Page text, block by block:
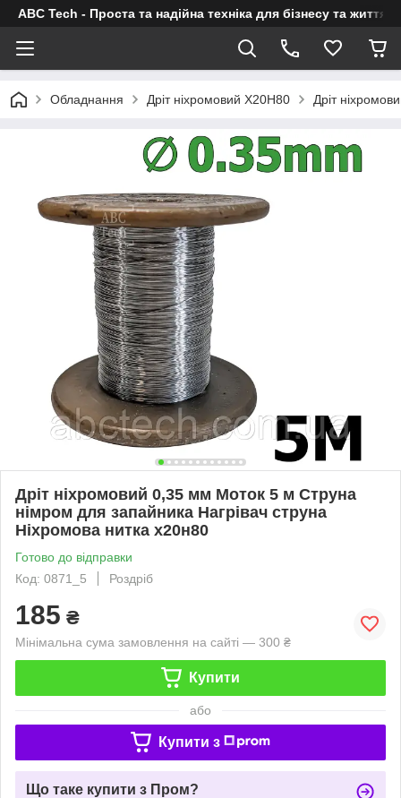
ABC Tech - Проста та надійна техніка для бізнесу та життя
Обладнання Дріт ніхромовий Х20Н80 Дріт
Дріт ніхромовий 0,35 мм Моток 5 м Струна
німром для запайника Нагрівач струна
Ніхромова нитка х20н80
Готово до відправки
Код: 0871_5
Роздріб
185 ₴
Мінімальна сума замовлення на сайті — 300 ₴
Купити
або
Купити з
Що таке купити з Пром?